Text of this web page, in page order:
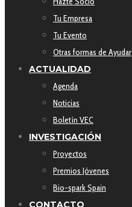
Tu Empresa
Tu Evento
Otras formas de Ayudar
ACTUALIDAD
Agenda
Noticias
Boletín VEC
INVESTIGACIÓN
Proyectos
Premios Jóvenes
Bio-spark Spain
CONTACTO